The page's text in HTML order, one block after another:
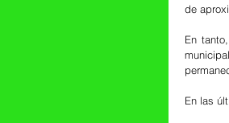
de
En
En las